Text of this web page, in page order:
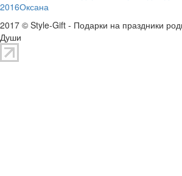
2016Оксана
2017 © Style-Gift - Подарки на праздники
Души